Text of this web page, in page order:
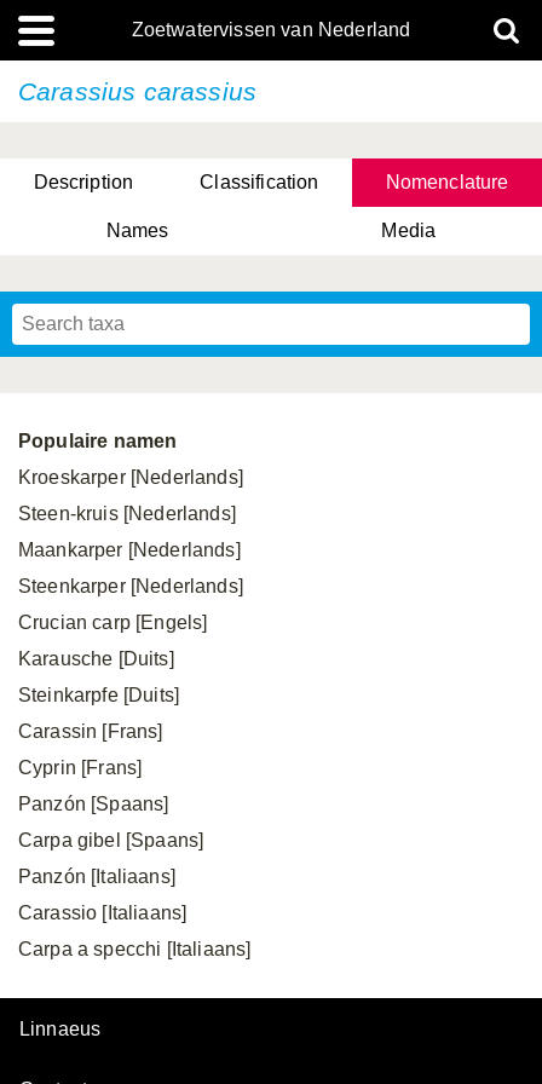
Zoetwatervissen van Nederland
Carassius carassius
Description Classification Nomenclature
Names Media
Populaire namen
Kroeskarper [Nederlands]
Steen-kruis [Nederlands]
Maankarper [Nederlands]
Steenkarper [Nederlands]
Crucian carp [Engels]
Karausche [Duits]
Steinkarpfe [Duits]
Carassin [Frans]
Cyprin [Frans]
Panzón [Spaans]
Carpa gibel [Spaans]
Panzón [Italiaans]
Carassio [Italiaans]
Carpa a specchi [Italiaans]
Linnaeus